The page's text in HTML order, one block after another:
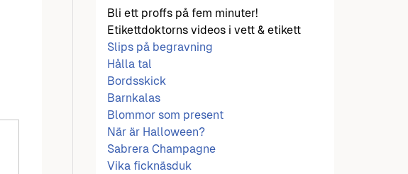
Bli ett proffs på fem minuter!
Etikettdoktorns videos i vett & etikett
Slips på begravning
Hålla tal
Bordsskick
Barnkalas
Blommor som present
När är Halloween?
Sabrera Champagne
Vika ficknäsduk